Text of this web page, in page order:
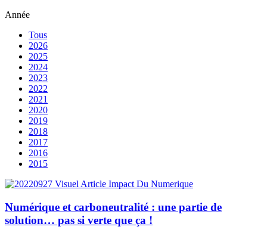
Année
Tous
2026
2025
2024
2023
2022
2021
2020
2019
2018
2017
2016
2015
Numérique et carboneutralité : une partie de
solution… pas si verte que ça !